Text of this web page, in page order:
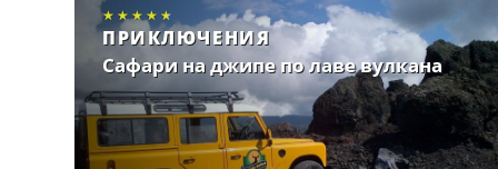
★★★★★
★★★★★
★★★★★
ПРИКЛЮЧЕНИЯ
Сафари на джипе по лаве вулкана